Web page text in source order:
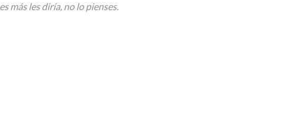
más les diría, no lo pienses.